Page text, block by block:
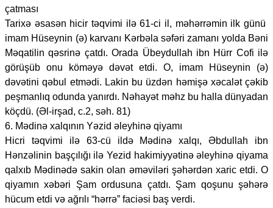
çatması
Tarixə əsasən hicir təqvimi ilə 61-ci il, məhərrəmin ilk günü
imam Hüseynin (ə) karvanı Kərbəla səfəri zamanı yolda Bəni
Məqatilin qəsrinə çatdı. Orada Übeydullah ibn Hürr Cofi ilə
görüşüb onu köməyə dəvət etdi. O, imam Hüseynin (ə)
dəvətini qəbul etmədi. Lakin bu üzdən həmişə xəcalət çəkib
peşmanlıq odunda yanırdı. Nəhayət məhz bu halla dünyadan
köçdü. (Əl-irşad, c.2, səh. 81)
6. Mədinə xalqının Yəzid əleyhinə qiyamı
Hicri təqvimi ilə 63-cü ildə Mədinə xalqı, Əbdullah ibn
Hənzəlinin başçılığı ilə Yezid hakimiyyətinə əleyhinə qiyama
qalxıb Mədinədə sakin olan əməviləri şəhərdən xaric etdi. O
qiyamın xəbəri Şam ordusuna çatdı. Şam qoşunu şəhərə
hücum etdi və ağrılı “hərrə” faciəsi baş verdi.